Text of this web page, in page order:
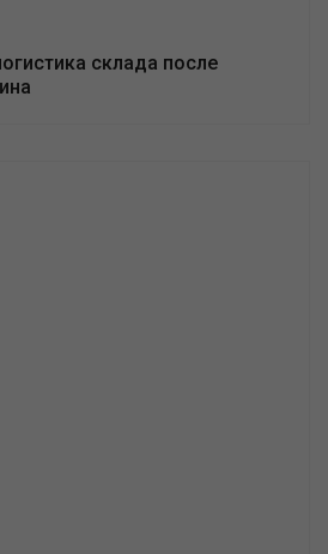
склада после